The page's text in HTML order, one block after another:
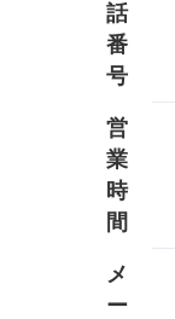
話
番
号
営
業
時
間
メ
ー